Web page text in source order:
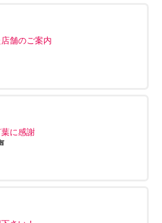
舗のご案内
に感謝